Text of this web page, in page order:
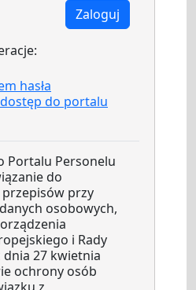
Zaloguj
hasła
do portalu
Portalu Personelu
do
przy
osobowych,
i Rady
dnia 27 kwietnia
ochrony osób